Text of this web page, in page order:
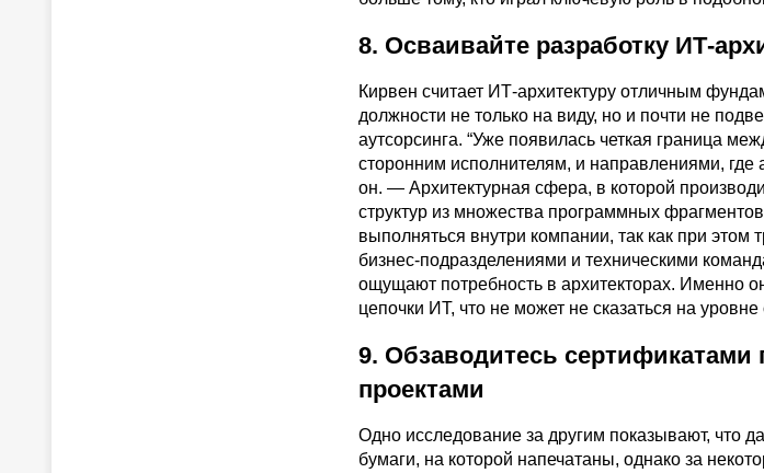
8. Осваивайте разработку ИТ-
Кирвен считает ИТ-архитектуру отличным
должности не только на виду, но и почти не
аутсорсинга. “Уже появилась четкая граница
сторонним исполнителям, и направлениями,
он. — Архитектурная сфера, в которой
структур из множества программных
выполняться внутри компании, так как при
бизнес-подразделениями и техническими
ощущают потребность в архитекторах. Именно
цепочки ИТ, что не может не сказаться на уровне
9. Обзаводитесь сертификатами
проектами
Одно исследование за другим показывают, что
бумаги, на которой напечатаны, однако за